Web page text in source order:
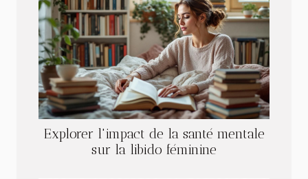
Explorer l'impact de la santé mentale
sur la libido féminine